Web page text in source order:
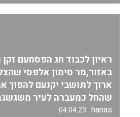
ראיון לכבוד חג הפסחעם
באזור,מר סימון אלפסי
ארוך לתושבי יקנעם להפוך
שהחל כמעברה לעיר
hanas
04.04.23